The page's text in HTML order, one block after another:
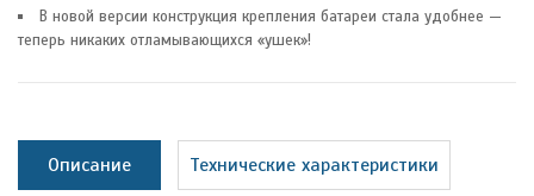
В новой версии конструкция крепления батареи стала удобнее —
теперь никаких отламывающихся «ушек»!
Описание Технические характеристики